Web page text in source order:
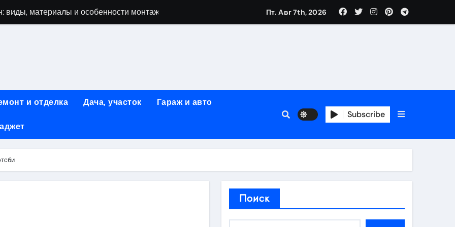
материалы и особенности монтажа
ногтевого сервиса: основные принципы и форматы участия
конструкции и этапы возведения
на рейсы в Киргизию
рекламных технологий для программной и мобильной рекламы
ассортимента и критериев выбора
квартир со вторым светом и террасой в готовых домах
Пт. Авг 7th, 2026
и отделка Дача, участок Гараж и авто
Subscribe
Поиск